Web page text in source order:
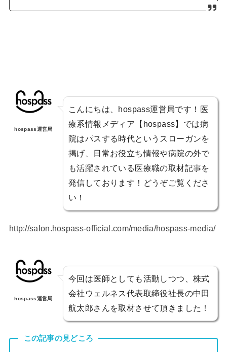
hospass運営局
こんにちは、hospass運営局です！医
療系情報メディア【hospass】では病
院はパスする時代というスローガンを
掲げ、日常お役立ち情報や病院の外で
も活躍されている医療職の取材記事を
発信しております！どうぞご覧くださ
い！
http://salon.hospass-official.com/media/hospass-media/
hospass運営局
今回は医師としても活動しつつ、株式
会社ウェルネス代表取締役社長の中田
航太郎さんを取材させて頂きました！
この記事の見どころ